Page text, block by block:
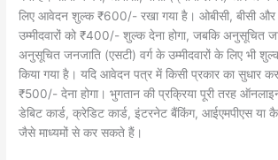
लिए आवेदन शुल्क ₹600/- रखा गया है। ओबीसी, बीसी और
उम्मीदवारों को ₹400/- शुल्क देना होगा, जबकि अनुसूचित
अनुसूचित जनजाति (एसटी) वर्ग के उम्मीदवारों के लिए भी
किया गया है। यदि आवेदन पत्र में किसी प्रकार का सुधार
₹500/- देना होगा। भुगतान की प्रक्रिया पूरी तरह
डेबिट कार्ड, क्रेडिट कार्ड, इंटरनेट बैंकिंग, आईएमपीएस या
जैसे माध्यमों से कर सकते हैं।